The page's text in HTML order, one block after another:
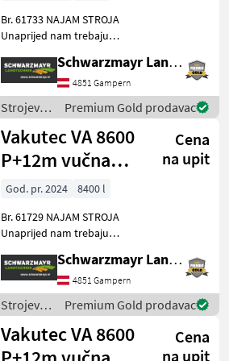
Br. 61733 NAJAM STROJA
Unaprijed nam trebaju
koje razdoblje vam je
potreban stroj? - Koliko sati
ćete ga otprilike koristiti? -
Treba
Schwarzmayr Landtechnik GmbH - Gampern
4851 Gampern
Strojevi
za
đubrenje,
gnojenje i
navodnjavanje
/ Vakutec
Premium Gold prodavac
Vakutec VA 8600
P+12m vučna
pumpna bačva
Cena
na upit
God. pr. 2024
8400 l
Br. 61729 NAJAM STROJA
Unaprijed nam trebaju
koje razdoblje vam je
potreban stroj? - Koliko sati
ćete ga otprilike koristiti? -
Treba
Schwarzmayr Landtechnik GmbH - Gampern
4851 Gampern
Strojevi
za
đubrenje,
gnojenje i
Premium Gold prodavac
Vakutec VA 8600
Cena
na upit